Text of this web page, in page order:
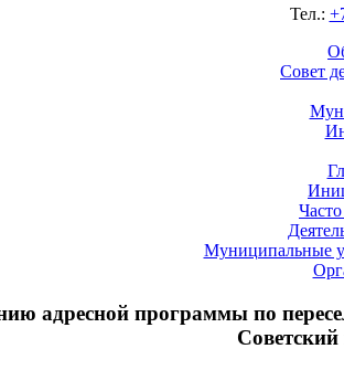
Тел.:
Совет
Муниципальные
адресной программы по